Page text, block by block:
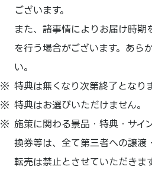
ございます。
また、諸事情によりお届け時期
を行う場合がございます。あら
い。
特典は無くなり次第終了となりま
特典はお選びいただけません。
施策に関わる景品・特典・サイ
換券等は、全て第三者への譲渡・
転売は禁止とさせていただきます